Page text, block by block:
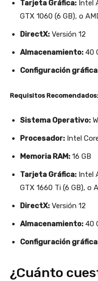
Tarjeta Gráfica: Intel
GTX 1060 (6 GB), o
DirectX: Versión 12
Almacenamiento: 40
Configuración
Requisitos Recomendados:
Sistema Operativo:
Procesador: Intel
Memoria RAM: 16 GB
Tarjeta Gráfica: Intel
GTX 1660 Ti (6 GB), o
DirectX: Versión 12
Almacenamiento: 40
Configuración
¿Cuánto